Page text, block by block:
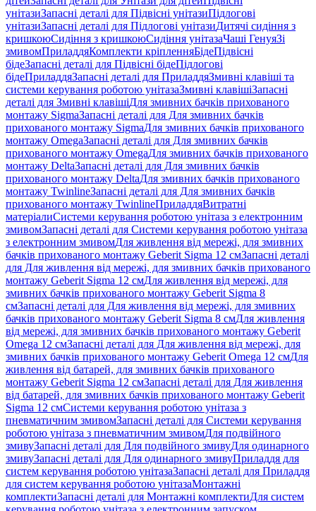
унітазиЗапасні деталі для Підвісні унітазиПідлогові
унітазиЗапасні деталі для Підлогові унітазиДитячі сидіння з
кришкоюСидіння з кришкоюСидіння унітазаЧаші ГенуяЗі
змивомПриладдяКомплекти кріпленняБідеПідвісні
бідеЗапасні деталі для Підвісні бідеПідлогові
бідеПриладдяЗапасні деталі для ПриладдяЗмивні клавіші та
системи керування роботою унітазаЗмивні клавішіЗапасні
деталі для Змивні клавішіДля змивних бачків прихованого
монтажу SigmaЗапасні деталі для Для змивних бачків
прихованого монтажу SigmaДля змивних бачків прихованого
монтажу OmegaЗапасні деталі для Для змивних бачків
прихованого монтажу OmegaДля змивних бачків прихованого
монтажу DeltaЗапасні деталі для Для змивних бачків
прихованого монтажу DeltaДля змивних бачків прихованого
монтажу TwinlineЗапасні деталі для Для змивних бачків
прихованого монтажу TwinlineПриладдяВитратні
матеріалиСистеми керування роботою унітаза з електронним
змивомЗапасні деталі для Системи керування роботою унітаза
з електронним змивомДля живлення від мережі, для змивних
бачків прихованого монтажу Geberit Sigma 12 смЗапасні деталі
для Для живлення від мережі, для змивних бачків прихованого
монтажу Geberit Sigma 12 смДля живлення від мережі, для
змивних бачків прихованого монтажу Geberit Sigma 8
смЗапасні деталі для Для живлення від мережі, для змивних
бачків прихованого монтажу Geberit Sigma 8 смДля живлення
від мережі, для змивних бачків прихованого монтажу Geberit
Omega 12 смЗапасні деталі для Для живлення від мережі, для
змивних бачків прихованого монтажу Geberit Omega 12 смДля
живлення від батарей, для змивних бачків прихованого
монтажу Geberit Sigma 12 смЗапасні деталі для Для живлення
від батарей, для змивних бачків прихованого монтажу Geberit
Sigma 12 смСистеми керування роботою унітаза з
пневматичним змивомЗапасні деталі для Системи керування
роботою унітаза з пневматичним змивомДля подвійного
змивуЗапасні деталі для Для подвійного змивуДля одинарного
змивуЗапасні деталі для Для одинарного змивуПриладдя для
систем керування роботою унітазаЗапасні деталі для Приладдя
для систем керування роботою унітазаМонтажні
комплектиЗапасні деталі для Монтажні комплектиДля систем